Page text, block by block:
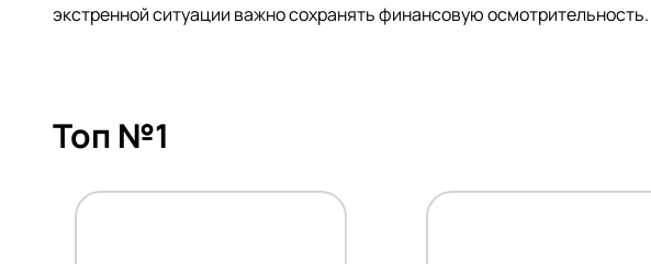
экстренной ситуации важно сохранять финансовую осмотрительность.
Топ №1